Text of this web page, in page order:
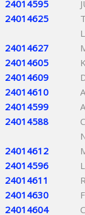
24014595
24014625
24014627
24014605
24014609
24014610
24014599
24014588
24014612
24014596
24014611
24014630
24014604